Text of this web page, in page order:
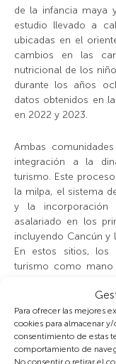
Para ofrecer las mejores
cookies para almacenar
consentimiento de estas
comportamiento de
No consentir o retirar el
de la infancia maya
estudio llevado a
ubicadas en el
cambios en las
nutricional de los
durante los años
datos obtenidos en
en 2022 y 2023.
Ambas
integración a la
turismo. Este
la milpa, el sistema
y la incorporación
asalariado en los
incluyendo Cancún y
En estos sitios, los
turismo como
turísticos de
procesos han
nutricional de las
de productos
alimentarias y